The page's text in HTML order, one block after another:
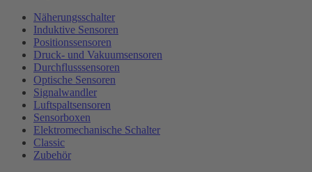
Näherungsschalter
Induktive Sensoren
Positionssensoren
Druck- und Vakuumsensoren
Durchflusssensoren
Optische Sensoren
Signalwandler
Luftspaltsensoren
Sensorboxen
Elektromechanische Schalter
Classic
Zubehör